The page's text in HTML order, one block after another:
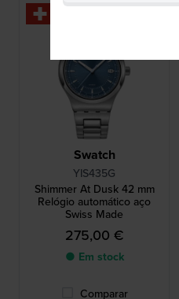
Swatch
YIS435G
Shimmer At Dusk 42 mm
Relógio automático aço
Swiss Made
275,00 €
● Em stock
Comparar